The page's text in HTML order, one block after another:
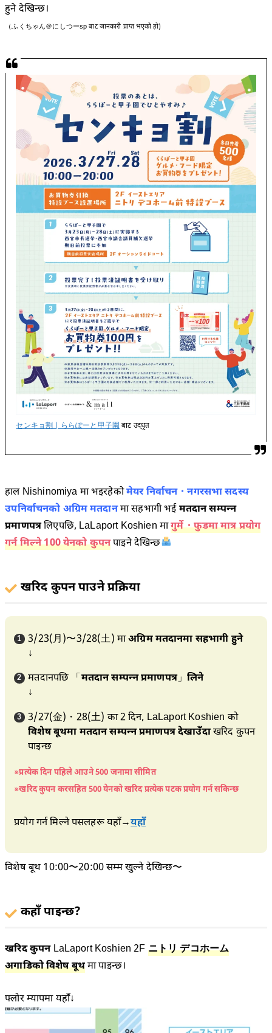
हुने देखिन्छ।
（ふくちゃん＠にしつーsp बाट जानकारी प्राप्त भएको हो)
センキョ割 | ららぽーと甲子園 बाट उद्धृत
हाल Nishinomiya मा भइरहेकोमेयर निर्वाचन・नगरसभा सदस्य
उपनिर्वाचनको अग्रिम मतदानमा सहभागी भईमतदान सम्पन्न
प्रमाणपत्रलिएपछि, LaLaport Koshien मागुर्मे・फुडमा मात्र प्रयोग
गर्न मिल्ने 100 येनको कुपनपाइने देखिन्छ
खरिद कुपन पाउने प्रक्रिया
3/23(月)〜3/28(土) माअग्रिम मतदानमा सहभागी हुने
↓
मतदानपछि 「 मतदान सम्पन्न प्रमाणपत्र」लिने
↓
3/27(金)・28(土) का 2 दिन, LaLaport Koshien को
विशेष बूथमा मतदान सम्पन्न प्रमाणपत्र देखाउँदाखरिद कुपन
पाइन्छ
※प्रत्येक दिन पहिले आउने 500 जनामा सीमित
※खरिद कुपन करसहित 500 येनको खरिद प्रत्येक पटक प्रयोग गर्न सकिन्छ
प्रयोग गर्न मिल्ने पसलहरू यहाँ→यहाँ
विशेष बूथ 10:00〜20:00 सम्म खुल्ने देखिन्छ〜
कहाँ पाइन्छ?
खरिद कुपनLaLaport Koshien 2F ニトリ デコホーム
अगाडिको विशेष बूथमा पाइन्छ।
फ्लोर म्यापमा यहाँ↓